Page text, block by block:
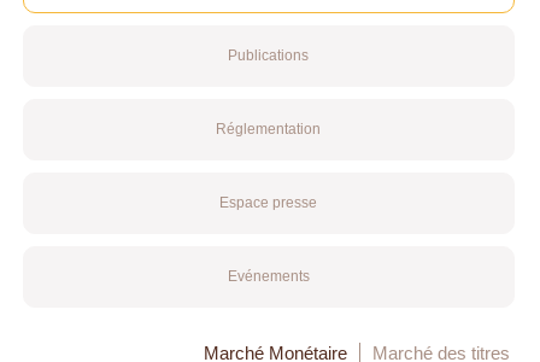
Publications
Réglementation
Espace presse
Evénements
Marché Monétaire Marché des titres